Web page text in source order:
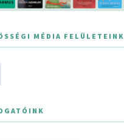
MÉDIA FELÜLETEINK